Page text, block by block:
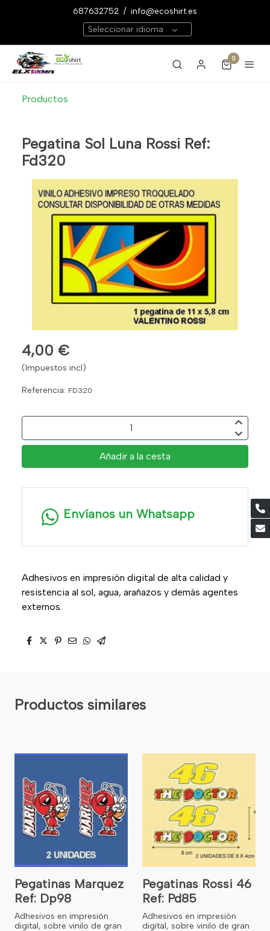
687632752 / info@ecoshirt.es
Seleccionar idioma
0
Productos
Pegatina Sol Luna Rossi Ref:
Fd320
4,00 €
(Impuestos incl)
Referencia: FD320
Añadir a la cesta
Envíanos un Whatsapp
Adhesivos en impresión digital de alta calidad y
resistencia al sol, agua, arañazos y demás agentes
externos.
Productos similares
Pegatinas Marquez
Ref: Dp98
Adhesivos en impresión
digital, sobre vinilo de gran
Pegatinas Rossi 46
Ref: Pd85
Adhesivos en impresión
digital, sobre vinilo de gran